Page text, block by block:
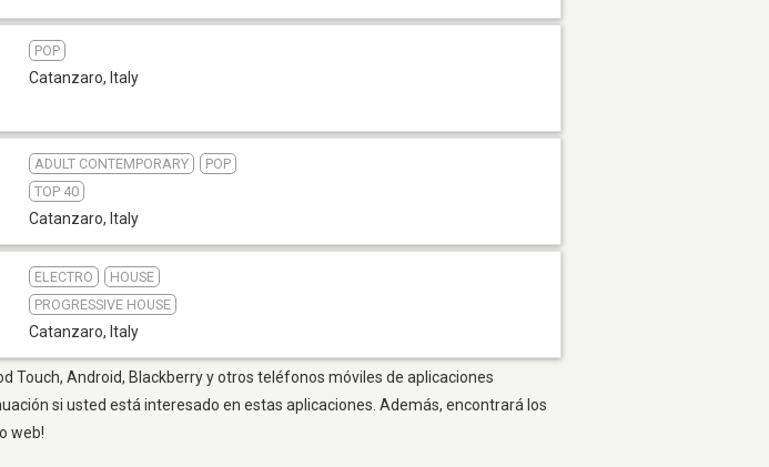
POP
Catanzaro, Italy
ADULT CONTEMPORARY
POP
TOP 40
Catanzaro, Italy
ELECTRO
HOUSE
PROGRESSIVE HOUSE
Catanzaro, Italy
Touch, Android, Blackberry y otros teléfonos móviles de aplicaciones
si usted está interesado en estas aplicaciones. Además, encontrará los
web!